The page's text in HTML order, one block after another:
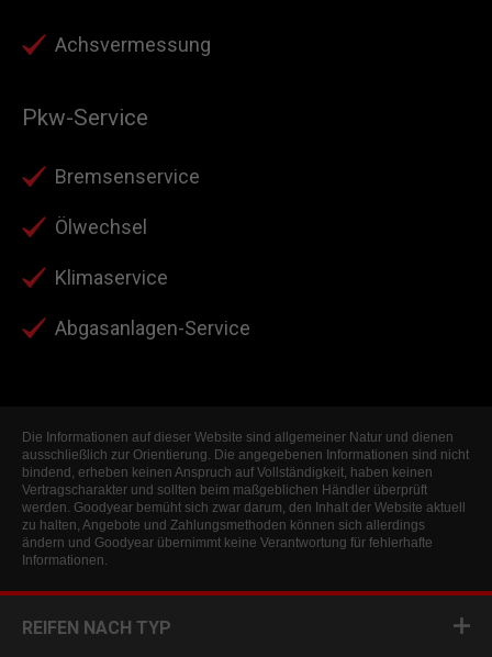
Achsvermessung
Pkw-Service
Bremsenservice
Ölwechsel
Klimaservice
Abgasanlagen-Service
Die Informationen auf dieser Website sind allgemeiner Natur und dienen
ausschließlich zur Orientierung. Die angegebenen Informationen sind nicht
bindend, erheben keinen Anspruch auf Vollständigkeit, haben keinen
Vertragscharakter und sollten beim maßgeblichen Händler überprüft
werden. Goodyear bemüht sich zwar darum, den Inhalt der Website aktuell
zu halten, Angebote und Zahlungsmethoden können sich allerdings
ändern und Goodyear übernimmt keine Verantwortung für fehlerhafte
Informationen.
REIFEN NACH TYP